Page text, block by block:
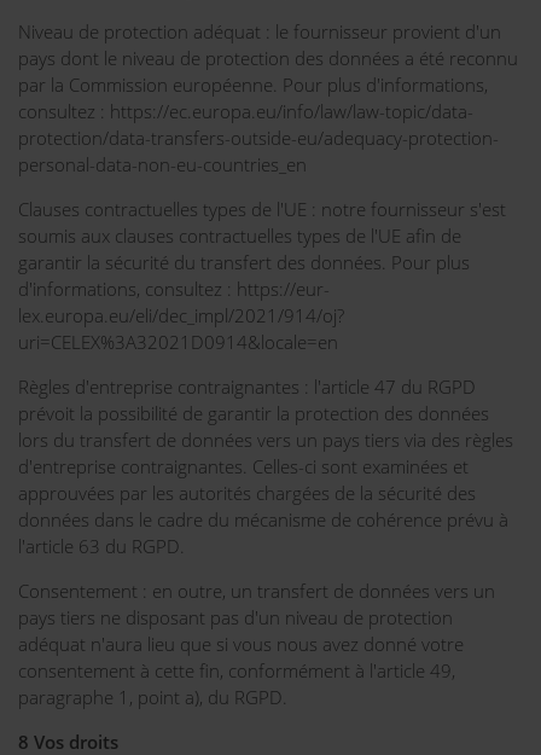
Niveau de protection adéquat : le fournisseur provient d'un
pays dont le niveau de protection des données a été reconnu
par la Commission européenne. Pour plus d'informations,
consultez : https://ec.europa.eu/info/law/law-topic/data-
protection/data-transfers-outside-eu/adequacy-protection-
personal-data-non-eu-countries_en
Clauses contractuelles types de l'UE : notre fournisseur s'est
soumis aux clauses contractuelles types de l'UE afin de
garantir la sécurité du transfert des données. Pour plus
d'informations, consultez : https://eur-
lex.europa.eu/eli/dec_impl/2021/914/oj?
uri=CELEX%3A32021D0914&locale=en
Règles d'entreprise contraignantes : l'article 47 du RGPD
prévoit la possibilité de garantir la protection des données
lors du transfert de données vers un pays tiers via des règles
d'entreprise contraignantes. Celles-ci sont examinées et
approuvées par les autorités chargées de la sécurité des
données dans le cadre du mécanisme de cohérence prévu à
l'article 63 du RGPD.
Consentement : en outre, un transfert de données vers un
pays tiers ne disposant pas d'un niveau de protection
adéquat n'aura lieu que si vous nous avez donné votre
consentement à cette fin, conformément à l'article 49,
paragraphe 1, point a), du RGPD.
8 Vos droits